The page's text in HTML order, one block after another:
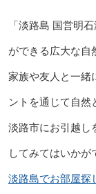
「淡路島 国営明
ができる広大な自
家族や友人と一緒
ントを通じて自然
淡路市にお引越し
してみてはいかが
淡路島でお部屋探